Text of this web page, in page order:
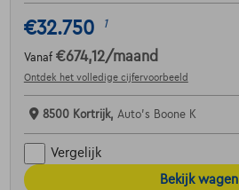
€32.750 1
Vanaf €674,12/maand
Ontdek het volledige cijfervoorbeeld
8500 Kortrijk, Auto's Boone K
Vergelijk
Bekijk wagen